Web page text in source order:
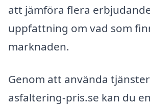
att jämföra flera
uppfattning om vad som
marknaden.
Genom att använda
asfaltering-pris.se kan du